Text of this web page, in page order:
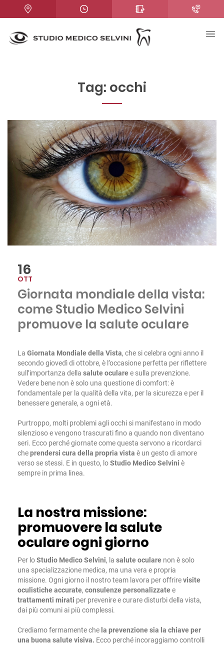
Tag: occhi
16
OTT
Giornata mondiale della vista:
come Studio Medico Selvini
promuove la salute oculare
La Giornata Mondiale della Vista, che si celebra ogni anno il
secondo giovedì di ottobre, è l’occasione perfetta per riflettere
sull’importanza della salute ocularee sulla prevenzione.
Vedere bene non è solo una questione di comfort: è
fondamentale per la qualità della vita, per la sicurezza e per il
benessere generale, a ogni età.
Purtroppo, molti problemi agli occhi si manifestano in modo
silenzioso e vengono trascurati fino a quando non diventano
seri. Ecco perché giornate come questa servono a ricordarci
cheprendersi cura della propria vista è un gesto di amore
verso se stessi. E in questo, loStudio Medico Selvini è
sempre in prima linea.
La nostra missione:
promuovere la salute
oculare ogni giorno
Per loStudio Medico Selvini, la salute oculare non è solo
una specializzazione medica, ma una vera e propria
missione. Ogni giorno il nostro team lavora per offrirevisite
oculisticheaccurate, consulenze personalizzatee
trattamenti mirati per prevenire e curare disturbi della vista,
dai più comuni ai più complessi.
Crediamo fermamente che la prevenzione sia la chiave per
una buona salute visiva. Ecco perché incoraggiamo controlli